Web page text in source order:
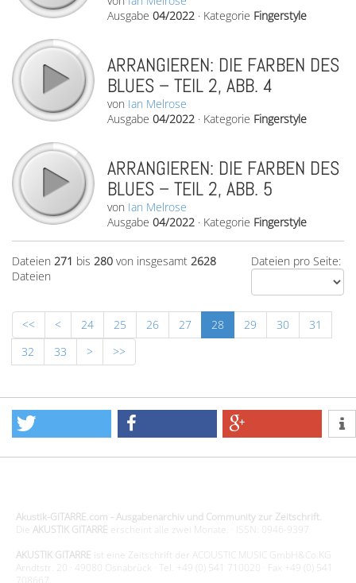
Ausgabe 04/2022 · Kategorie Fingerstyle
ARRANGIEREN: DIE FARBEN DES
BLUES – TEIL 2, ABB. 4
von Ian Melrose
Ausgabe 04/2022 · Kategorie Fingerstyle
ARRANGIEREN: DIE FARBEN DES
BLUES – TEIL 2, ABB. 5
von Ian Melrose
Ausgabe 04/2022 · Kategorie Fingerstyle
Dateien pro Seite:
Dateien 271 bis 280 von insgesamt 2628
Dateien
<< < 24 25 26 27 28 29 30
31
32
33 > >>
Akustik-GITARRE.com - Ausgabenarchiv und Community zur Zeitschrift.
Die AKUSTIK GITARRE erscheint alle zwei Monate. · ISSN: 0946-9397
AKUSTIK GITARRE ist eine Zeitschrift der ACOUSTIC MUSIC GmbH&Co.KG
Arndtstr. 20 · 49080 Osnabrück · Tel. +49 (0) 541 710020 · Fax +49 (0) 541
708667